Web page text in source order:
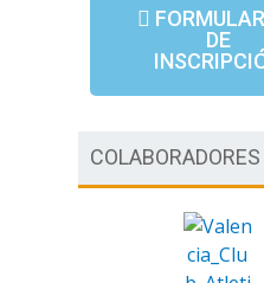
DE
COLABORADORES